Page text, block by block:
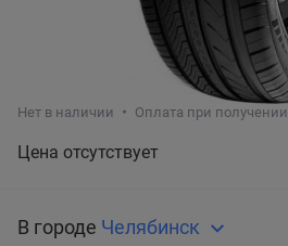
Нет в наличии Оплата при получении
Цена отсутствует
В городе Челябинск